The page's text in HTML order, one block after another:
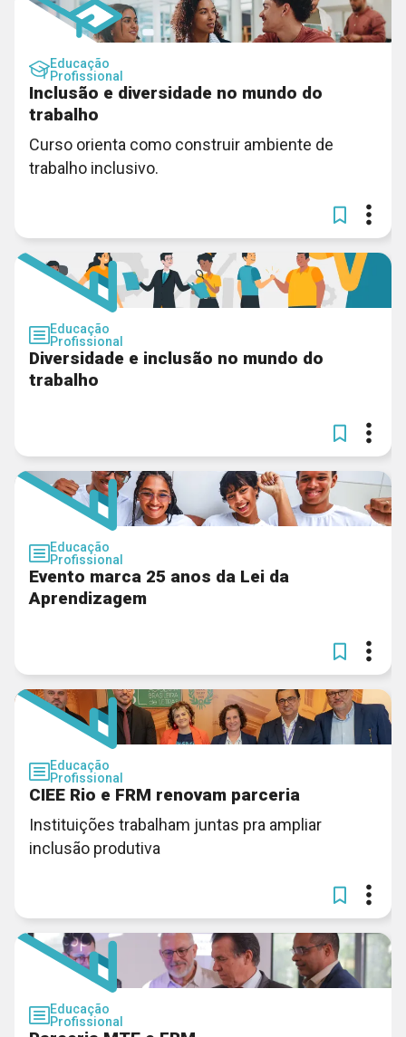
Educação
Profissional
Inclusão e diversidade no mundo do
trabalho
Curso orienta como construir ambiente de
trabalho inclusivo.
Educação
Profissional
Diversidade e inclusão no mundo do
trabalho
Educação
Profissional
Evento marca 25 anos da Lei da
Aprendizagem
Educação
Profissional
CIEE Rio e FRM renovam parceria
Instituições trabalham juntas pra ampliar
inclusão produtiva
Educação
Profissional